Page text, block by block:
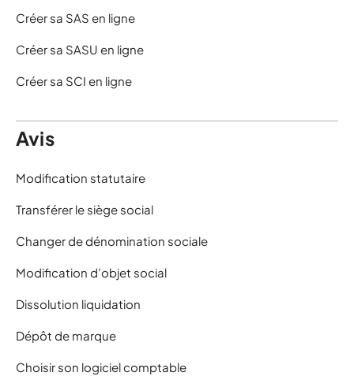
Créer sa SAS en ligne
Créer sa SASU en ligne
Créer sa SCI en ligne
Avis
Modification statutaire
Transférer le siège social
Changer de dénomination sociale
Modification d’objet social
Dissolution liquidation
Dépôt de marque
Choisir son logiciel comptable